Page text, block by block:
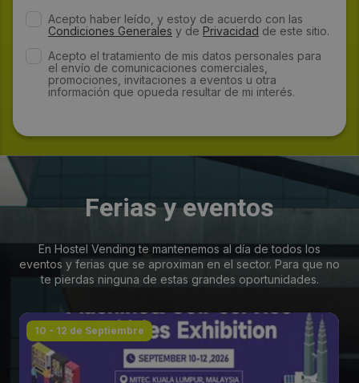
Acepto haber leído, y estoy de acuerdo con las
Condiciones Generales y de Privacidad de este sitio.
Acepto el tratamiento de mis datos personales para
el envío de comunicaciones comerciales,
promociones, invitaciones a eventos u otra
información que opueda resultar de mi interés.
Ferias y eventos
En Hostel Vending te mantenemos al día de todos los
eventos y ferias que se aproximan en el sector. Para que no
te pierdas ninguna de estas grandes oportunidades.
10 - 12 de Septiembre